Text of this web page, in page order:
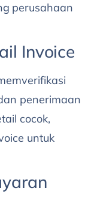
perusahaan
Invoice
penerimaan
cocok,
untuk